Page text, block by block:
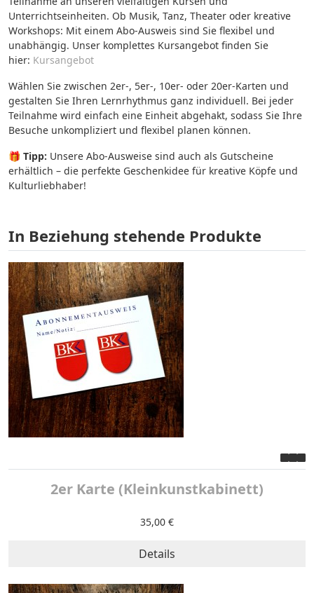
Unterrichtseinheiten. Ob Musik, Tanz, Theater oder kreative
Workshops: Mit einem Abo-Ausweis sind Sie flexibel und
unabhängig. Unser komplettes Kursangebot finden Sie
hier: Kursangebot
Wählen Sie zwischen 2er-, 5er-, 10er- oder 20er-Karten und
gestalten Sie Ihren Lernrhythmus ganz individuell. Bei jeder
Teilnahme wird einfach eine Einheit abgehakt, sodass Sie Ihre
Besuche unkompliziert und flexibel planen können.
🎁 Tipp: Unsere Abo-Ausweise sind auch als Gutscheine
erhältlich – die perfekte Geschenkidee für kreative Köpfe und
Kulturliebhaber!
In Beziehung stehende Produkte
2er Karte (Kleinkunstkabinett)
35,00 €
Details